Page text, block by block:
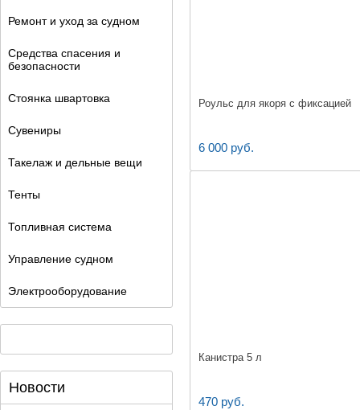
Роульс для якоря с фиксацией
6 000 руб.
Канистра 5 л
470 руб.
Ремонт и уход за судном
Средства спасения и
безопасности
Стоянка швартовка
Сувениры
Такелаж и дельные вещи
Тенты
Топливная система
Управление судном
Электрооборудование
Новости